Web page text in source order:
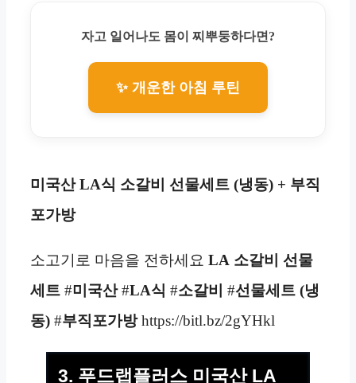
자고 일어나도 몸이 찌뿌둥하다면?
✨ 개운한 아침 루틴
미국산 LA식 소갈비 선물세트 (냉동) + 부직
포가방
소고기로 마음을 전하세요 LA 소갈비 선물
세트 #미국산#LA식 #소갈비 #선물세트 (냉
동) #부직포가방https://bitl.bz/2gYHkl
3. 푸드랩플러스 미국산 LA